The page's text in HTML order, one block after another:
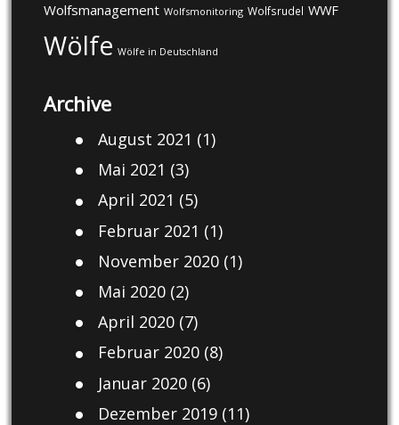
Wolfsmanagement Wolfsmonitoring Wolfsrudel WWF
Wölfe Wölfe in Deutschland
Archive
August 2021 (1)
Mai 2021 (3)
April 2021 (5)
Februar 2021 (1)
November 2020(1)
Mai 2020(2)
April 2020(7)
Februar 2020(8)
Januar 2020(6)
Dezember 2019(11)